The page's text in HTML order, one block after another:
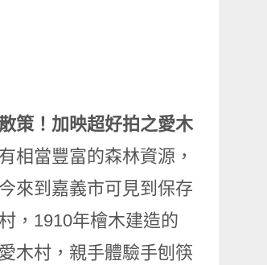
策！加映超好拍之愛木
相當豐富的森林資源，
來到嘉義市可見到保存
，1910年檜木建造的
木村，親手體驗手刨筷